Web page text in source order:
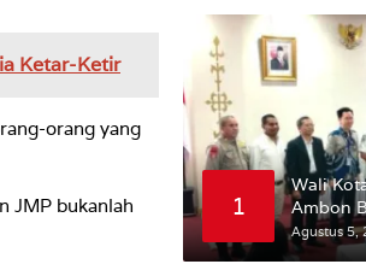
Ketar-Ketir
orang yang
JMP bukanlah
1
Wali
Ambon
Sehat
Agustus 5,